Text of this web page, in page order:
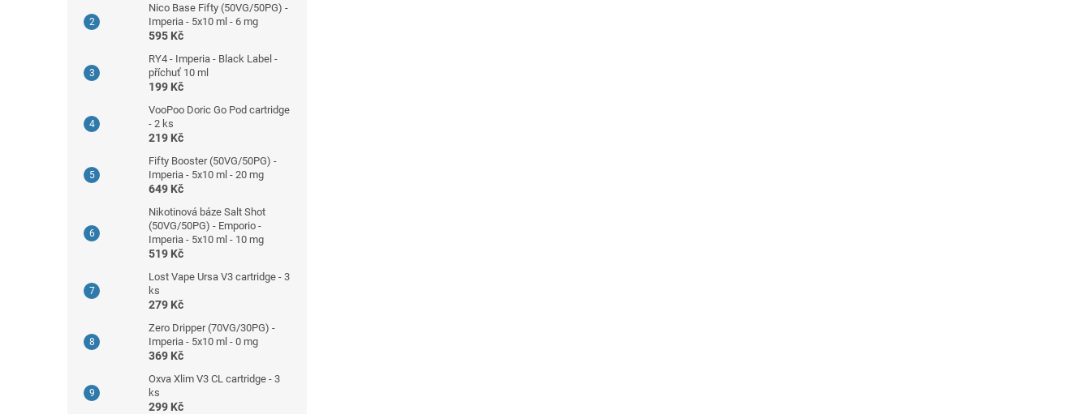
Nico Base Fifty (50VG/50PG) -
Imperia - 5x10 ml - 6 mg
595 Kč
RY4 - Imperia - Black Label -
příchuť 10 ml
199 Kč
VooPoo Doric Go Pod cartridge
- 2 ks
219 Kč
Fifty Booster (50VG/50PG) -
Imperia - 5x10 ml - 20 mg
649 Kč
Nikotinová báze Salt Shot
(50VG/50PG) - Emporio -
Imperia - 5x10 ml - 10 mg
519 Kč
Lost Vape Ursa V3 cartridge - 3
ks
279 Kč
Zero Dripper (70VG/30PG) -
Imperia - 5x10 ml - 0 mg
369 Kč
Oxva Xlim V3 CL cartridge - 3
ks
299 Kč